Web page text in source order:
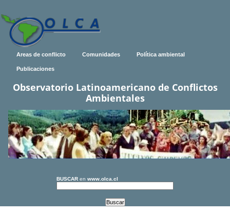
Areas de conflicto Comunidades Política ambiental
Publicaciones
Observatorio Latinoamericano de Conflictos
Ambientales
BUSCAR en www.olca.cl